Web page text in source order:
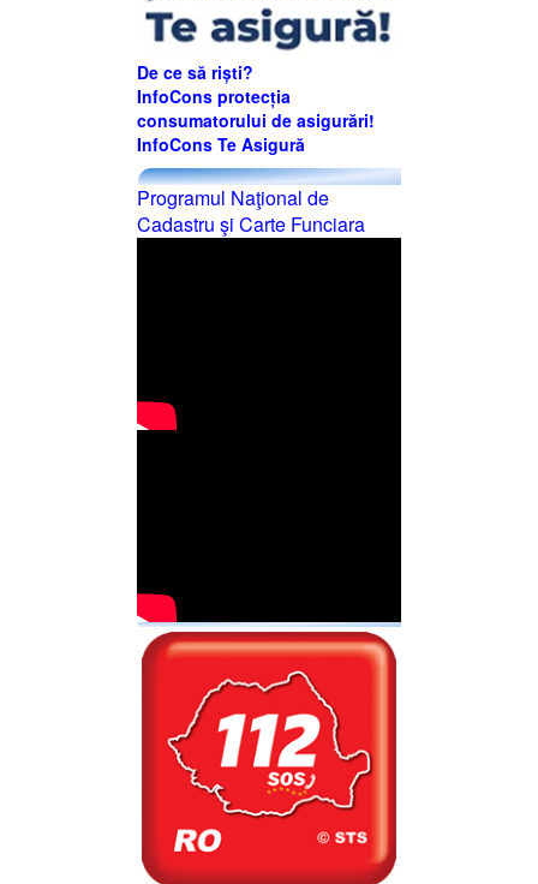
De ce să riști?
InfoCons protecția
consumatorului de asigurări!
InfoCons Te Asigură
Programul Naţional de
Cadastru şi Carte Funciara